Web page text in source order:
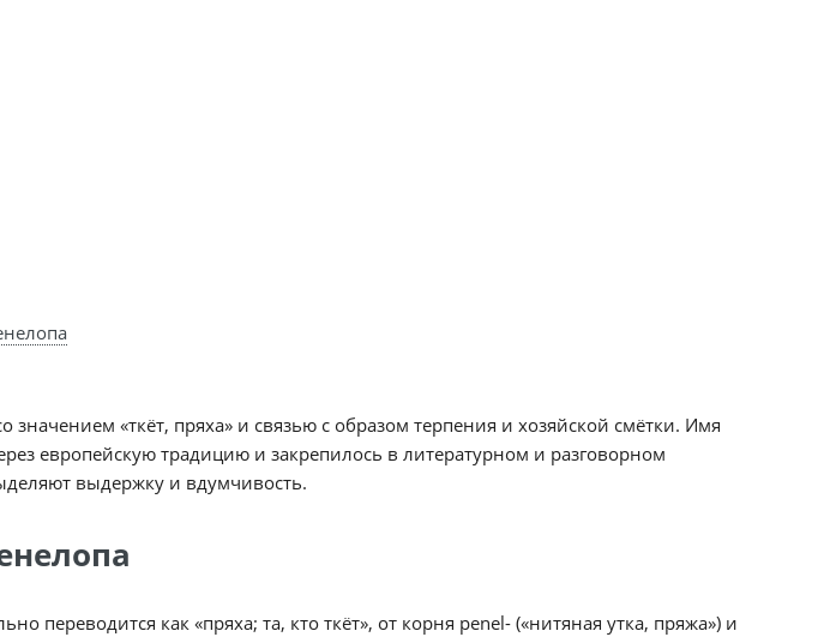
значением «ткёт, пряха» и связью с образом терпения и хозяйской смётки. Имя
европейскую традицию и закрепилось в литературном и разговорном
выдержку и вдумчивость.
переводится как «пряха; та, кто ткёт», от корня penel- («нитяная утка, пряжа») и